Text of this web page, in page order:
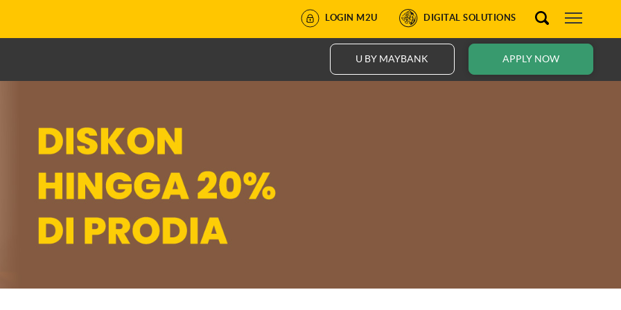
LOGIN M2U DIGITAL SOLUTIONS
APPLY NOW
U BY MAYBANK